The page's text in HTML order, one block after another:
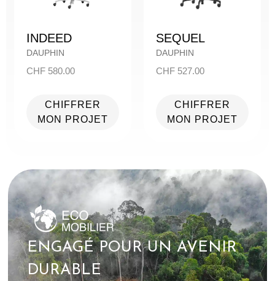
INDEED
DAUPHIN
CHF580.00
CHIFFRER
MON PROJET
SEQUEL
DAUPHIN
CHF 527.00
CHIFFRER
MON PROJET
ENGAGÉ POUR UN AVENIR
DURABLE